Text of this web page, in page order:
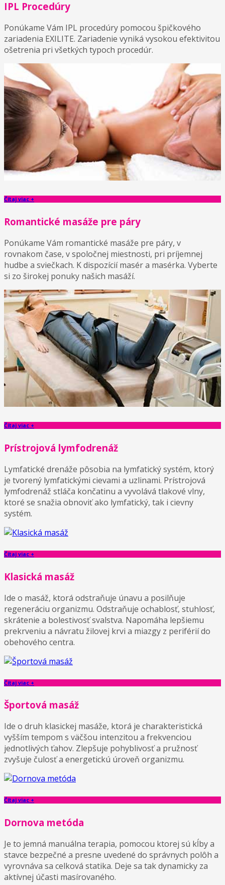
IPL Procedúry
Ponúkame Vám IPL procedúry pomocou špičkového
zariadenia EXILITE. Zariadenie vyniká vysokou efektivitou
ošetrenia pri všetkých typoch procedúr.
Čítaj viac +
Romantické masáže pre páry
Ponúkame Vám romantické masáže pre páry, v
rovnakom čase, v spoločnej miestnosti, pri príjemnej
hudbe a sviečkach. K dispozícií masér a masérka. Vyberte
si zo širokej ponuky našich masáží.
Čítaj viac +
Prístrojová lymfodrenáž
Lymfatické drenáže pôsobia na lymfatický systém, ktorý
je tvorený lymfatickými cievami a uzlinami. Prístrojová
lymfodrenáž stláča končatinu a vyvolává tlakové vlny,
ktoré se snažia obnoviť ako lymfatický, tak i cievny
systém.
Čítaj viac +
Klasická masáž
Ide o masáž, ktorá odstraňuje únavu a posilňuje
regeneráciu organizmu. Odstraňuje ochablosť, stuhlosť,
skrátenie a bolestivosť svalstva. Napomáha lepšiemu
prekrveniu a návratu žilovej krvi a miazgy z periférií do
obehového centra.
Čítaj viac +
Športová masáž
Ide o druh klasickej masáže, ktorá je charakteristická
vyšším tempom s väčšou intenzitou a frekvenciou
jednotlivých ťahov. Zlepšuje pohyblivosť a pružnosť
zvyšuje čulosť a energetickú úroveň organizmu.
Čítaj viac +
Dornova metóda
Je to jemná manuálna terapia, pomocou ktorej sú kĺby a
stavce bezpečné a presne uvedené do správnych polôh a
vyrovnáva sa celková statika. Deje sa tak dynamicky za
aktívnej účasti masírovaného.